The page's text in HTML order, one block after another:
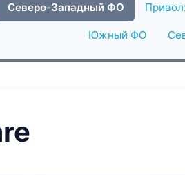
Северо-Западный ФО
Южный ФО